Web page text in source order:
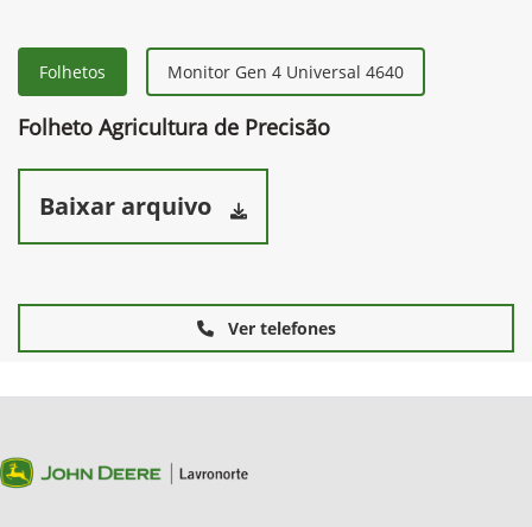
Folhetos Monitor Gen 4 Universal 4640
Folheto Agricultura de Precisão
Baixar arquivo
Ver telefones